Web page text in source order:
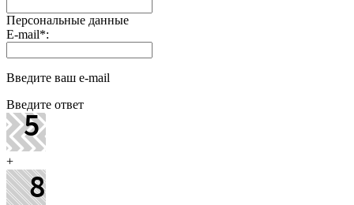
Персональные данные
E-mail*:
Введите ваш e-mail
Введите ответ
+